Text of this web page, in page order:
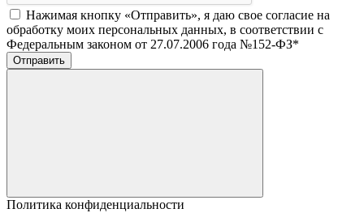
Нажимая кнопку «Отправить», я даю свое согласие на
обработку моих персональных данных, в соответствии с
Федеральным законом от 27.07.2006 года №152-ФЗ*
Отправить
Политика конфиденциальности